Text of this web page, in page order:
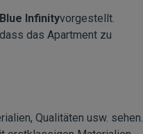
Infinityvorgestellt.
das Apartment zu
Qualitäten usw. sehen.